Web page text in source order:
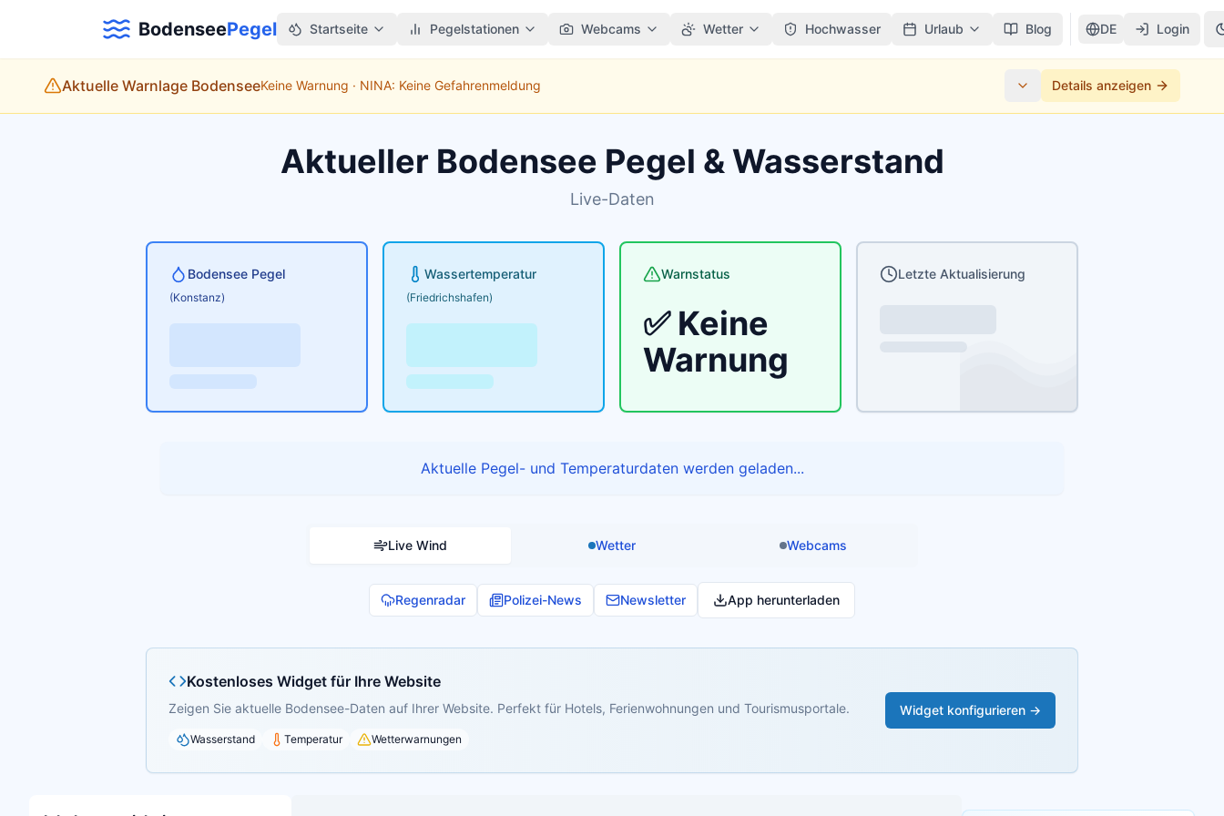
BodenseePegel Startseite Pegelstationen Webcams Wetter Hochwasser Urlaub Blog DE Login
Aktuelle Warnlage BodenseeKeine Warnung · NINA: Keine Gefahrenmeldung Details anzeigen
Aktueller Bodensee Pegel & Wasserstand
Live-Daten
Bodensee Pegel
(Konstanz)
Wassertemperatur
(Friedrichshafen)
Warnstatus
✅ Keine
Warnung
Letzte Aktualisierung
Aktuelle Pegel- und Temperaturdaten werden geladen...
Live Wind Wetter Webcams
Regenradar Polizei-News Newsletter App herunterladen
Kostenloses Widget für Ihre Website
Zeigen Sie aktuelle Bodensee-Daten auf Ihrer Website. Perfekt für Hotels, Ferienwohnungen und Tourismusportale.
Wasserstand Temperatur Wetterwarnungen
Widget konfigurieren →